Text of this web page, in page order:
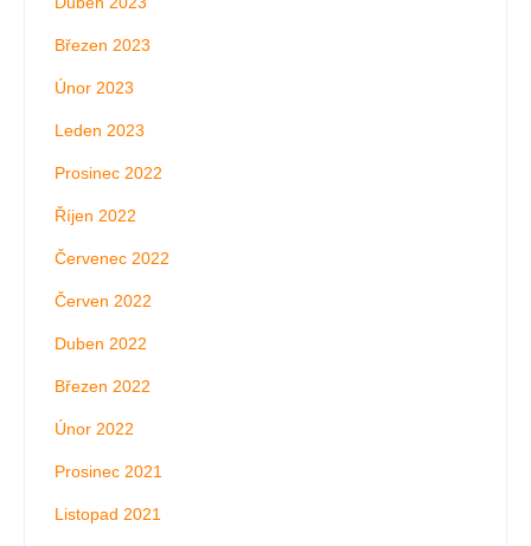
Březen 2023
Únor 2023
Leden 2023
Prosinec 2022
Říjen 2022
Červenec 2022
Červen 2022
Duben 2022
Březen 2022
Únor 2022
Prosinec 2021
Listopad 2021